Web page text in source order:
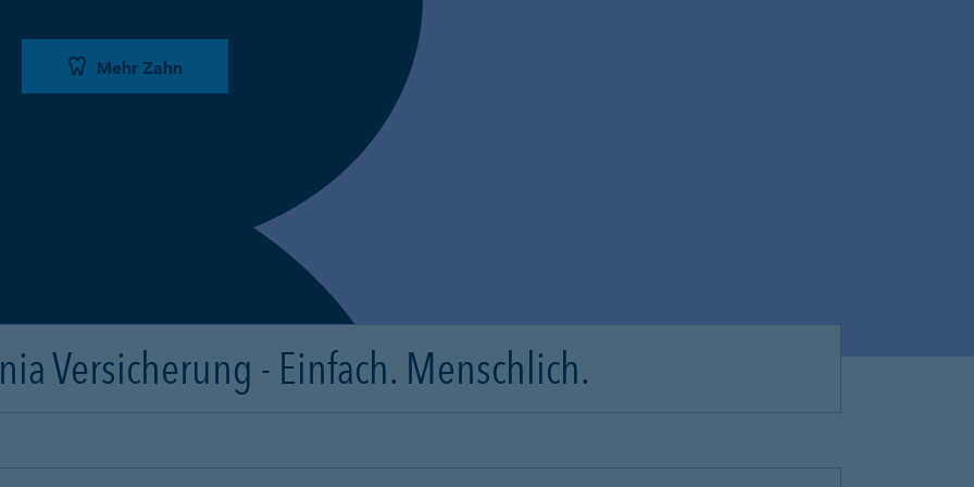
Mehr Zahn
Versicherung - Einfach. Menschlich.